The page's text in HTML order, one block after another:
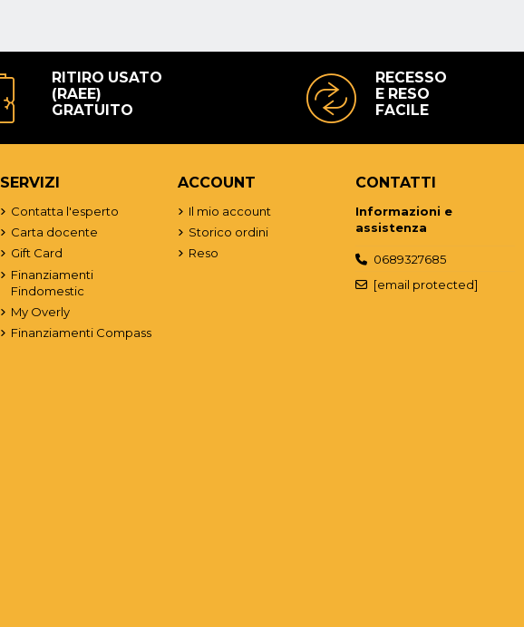
RITIRO USATO
(RAEE)
GRATUITO
RECESSO
E RESO
FACILE
SERVIZI
Contatta l'esperto
Carta docente
Gift Card
Finanziamenti
Findomestic
My Overly
Finanziamenti Compass
ACCOUNT
Il mio account
Storico ordini
Reso
CONTATTI
Informazioni e
assistenza
0689327685
[email protected]